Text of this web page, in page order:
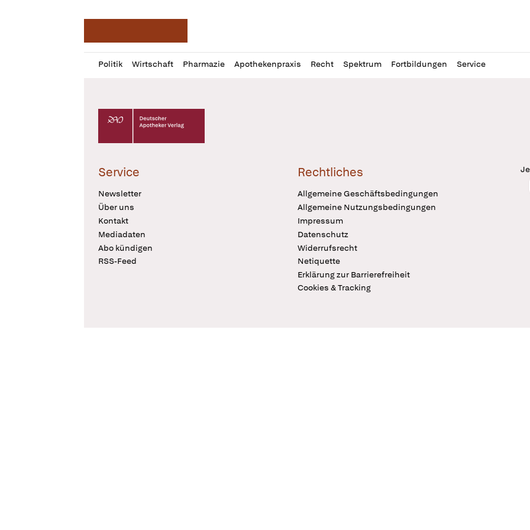
Politik Wirtschaft Pharmazie Apothekenpraxis Recht Spektrum Fortbildungen Service
Profil
öffnen
Daz
Pur
Deutscher Apotheker Verlag Logo
Service
Newsletter
Über uns
Kontakt
Mediadaten
Abo kündigen
RSS-Feed
Rechtliches
Allgemeine Geschäftsbedingungen
Allgemeine Nutzungsbedingungen
Impressum
Datenschutz
Widerrufsrecht
Netiquette
Erklärung zur Barrierefreiheit
Cookies & Tracking